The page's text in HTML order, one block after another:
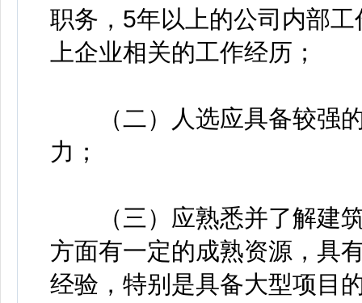
职务，5年以上的公司内部
上企业相关的工作经历；
（二）人选应具备较强的
力；
（三）应熟悉并了解建筑
方面有一定的成熟资源，具
经验，特别是具备大型项目